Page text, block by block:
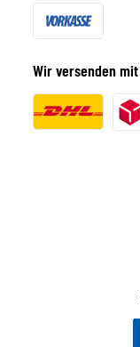
Wir versenden mit